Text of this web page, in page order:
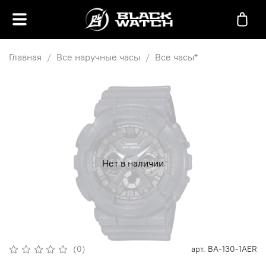
Главная Все наручные часы Все часы*
Нет в наличии
(0) арт. BA-130-1AER